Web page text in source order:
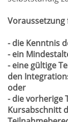
- die Kenntnis
- ein
- eine gültige
den
oder
- die vorherige
Kursabschnitt